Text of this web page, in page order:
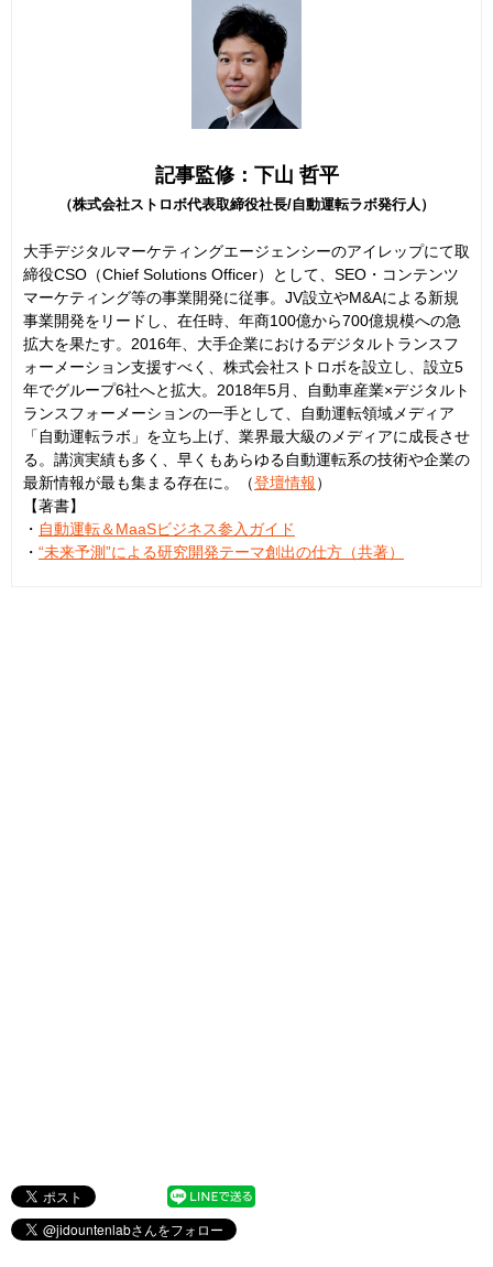
記事監修：下山 哲平
（株式会社ストロボ代表取締役社長/自動運転ラボ発行人）
大手デジタルマーケティングエージェンシーのアイレップにて取
締役CSO（Chief Solutions Officer）として、SEO・コンテンツ
マーケティング等の事業開発に従事。JV設立やM&Aによる新規
事業開発をリードし、在任時、年商100億から700億規模への急
拡大を果たす。2016年、大手企業におけるデジタルトランスフ
ォーメーション支援すべく、株式会社ストロボを設立し、設立5
年でグループ6社へと拡大。2018年5月、自動車産業×デジタルト
ランスフォーメーションの一手として、自動運転領域メディア
「自動運転ラボ」を立ち上げ、業界最大級のメディアに成長させ
る。講演実績も多く、早くもあらゆる自動運転系の技術や企業の
最新情報が最も集まる存在に。（登壇情報）
【著書】
・ 自動運転＆MaaSビジネス参入ガイド
・ “未来予測”による研究開発テーマ創出の仕方（共著）